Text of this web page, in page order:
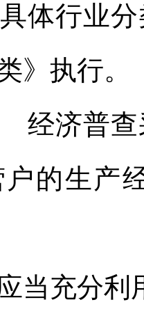
体行业
》执行。
经济普查
的生产
充分利